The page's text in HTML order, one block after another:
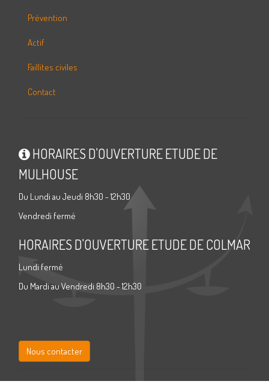
Prévention
Actif
Faillites civiles
Contact
HORAIRES D'OUVERTURE ETUDE DE
MULHOUSE
Du Lundi au Jeudi 8h30 - 12h30
Vendredi fermé
HORAIRES D'OUVERTURE ETUDE DE COLMAR
Lundi fermé
Du Mardi au Vendredi 8h30 - 12h30
Nous contacter